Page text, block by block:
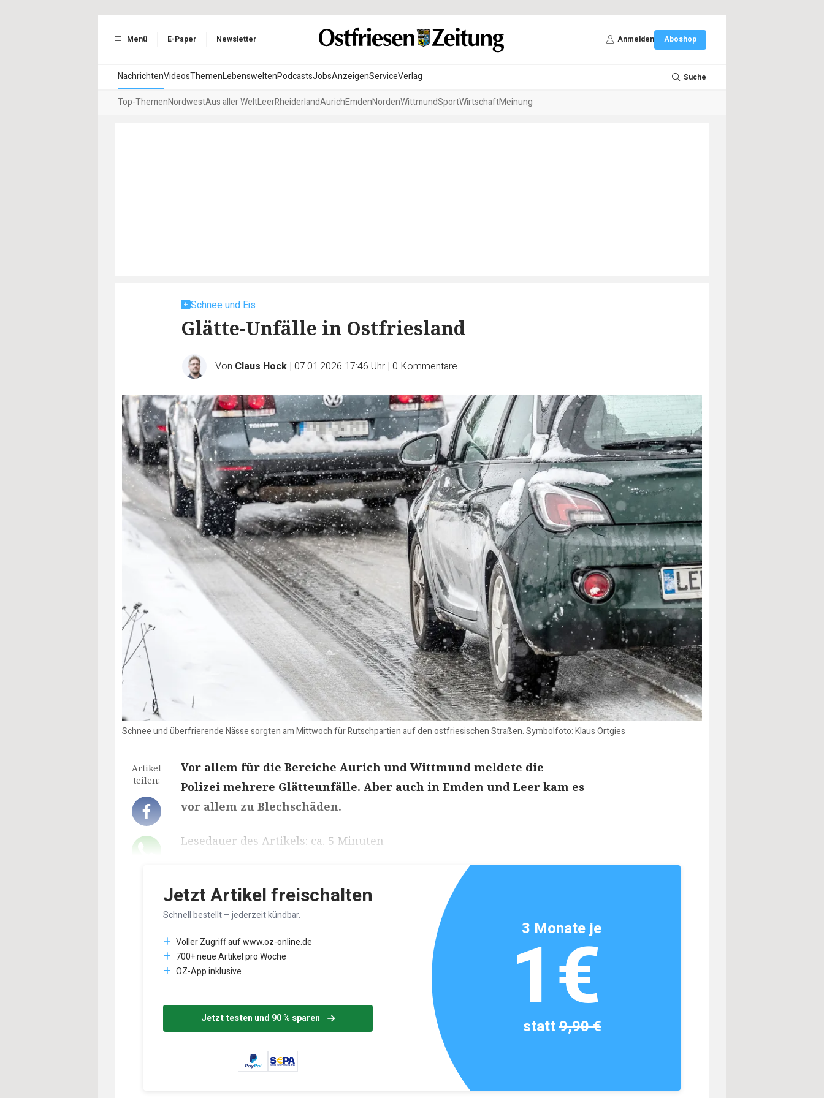
Menü E-Paper Newsletter Anmelden Aboshop
NachrichtenVideosThemenLebensweltenPodcastsJobsAnzeigenServiceVerlag Suche
Top-ThemenNordwestAus aller WeltLeerRheiderlandAurichEmdenNordenWittmundSportWirtschaftMeinung
Schnee und Eis
Glätte-Unfälle in Ostfriesland
Von Claus Hock | 07.01.2026 17:46 Uhr | 0 Kommentare
Schnee und überfrierende Nässe sorgten am Mittwoch für Rutschpartien auf den ostfriesischen Straßen. Symbolfoto: Klaus Ortgies
Artikel
teilen:
Vor allem für die Bereiche Aurich und Wittmund meldete die
Polizei mehrere Glätteunfälle. Aber auch in Emden und Leer kam es
vor allem zu Blechschäden.
Lesedauer des Artikels: ca. 5 Minuten
Jetzt Artikel freischalten
Schnell bestellt – jederzeit kündbar.
Voller Zugriff auf www.oz-online.de
700+ neue Artikel pro Woche
OZ-App inklusive
Jetzt testen und 90 % sparen
3 Monate je
1€
statt9,90 €